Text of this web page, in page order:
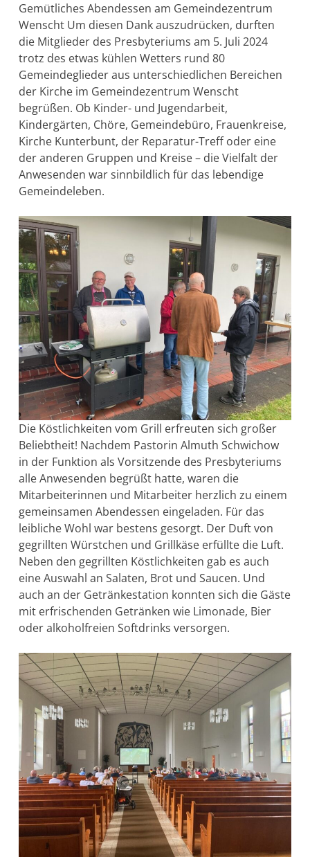
Gemütliches Abendessen am Gemeindezentrum
Wenscht Um diesen Dank auszudrücken, durften
die Mitglieder des Presbyteriums am 5. Juli 2024
trotz des etwas kühlen Wetters rund 80
Gemeindeglieder aus unterschiedlichen Bereichen
der Kirche im Gemeindezentrum Wenscht
begrüßen. Ob Kinder- und Jugendarbeit,
Kindergärten, Chöre, Gemeindebüro, Frauenkreise,
Kirche Kunterbunt, der Reparatur-Treff oder eine
der anderen Gruppen und Kreise – die Vielfalt der
Anwesenden war sinnbildlich für das lebendige
Gemeindeleben.
Die Köstlichkeiten vom Grill erfreuten sich großer
Beliebtheit! Nachdem Pastorin Almuth Schwichow
in der Funktion als Vorsitzende des Presbyteriums
alle Anwesenden begrüßt hatte, waren die
Mitarbeiterinnen und Mitarbeiter herzlich zu einem
gemeinsamen Abendessen eingeladen. Für das
leibliche Wohl war bestens gesorgt. Der Duft von
gegrillten Würstchen und Grillkäse erfüllte die Luft.
Neben den gegrillten Köstlichkeiten gab es auch
eine Auswahl an Salaten, Brot und Saucen. Und
auch an der Getränkestation konnten sich die Gäste
mit erfrischenden Getränken wie Limonade, Bier
oder alkoholfreien Softdrinks versorgen.